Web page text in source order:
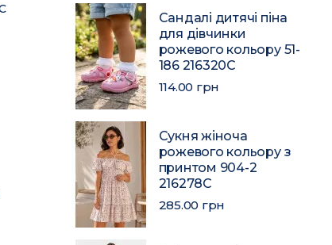
Сандалі дитячі піна
для дівчинки
рожевого кольору 51-
186 216320C
114.00 грн
Сукня жіноча
рожевого кольору з
принтом 904-2
216278C
285.00 грн